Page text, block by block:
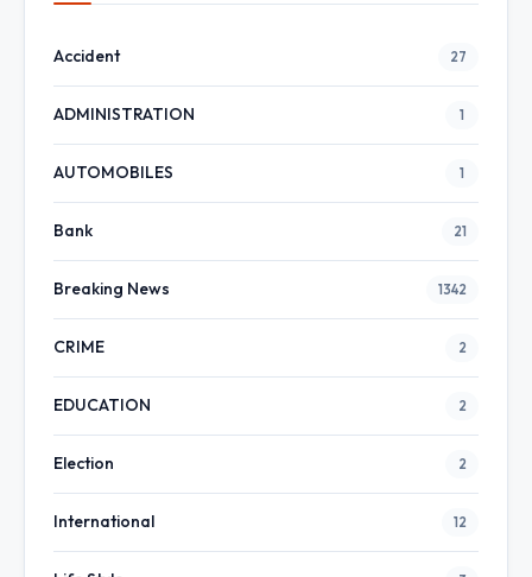
Accident 27
ADMINISTRATION 1
AUTOMOBILES 1
Bank 21
Breaking News 1342
CRIME 2
EDUCATION 2
Election 2
International 12